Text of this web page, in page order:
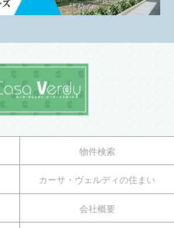
物件検索
カーサ・ヴェルディの住まい
会社概要